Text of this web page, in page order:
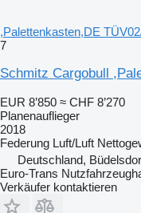
,Palettenkasten,DE
7
Schmitz Cargobull
EUR 8’850 ≈ CHF 8’270
Planenauflieger
2018
Federung Luft/Luft
Deutschland,
Euro-Trans
Verkäufer kontaktieren